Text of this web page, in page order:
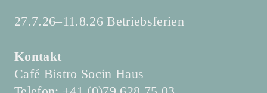
27.7.26–11.8.26 Betriebsferien
Kontakt
Café Bistro Socin Haus